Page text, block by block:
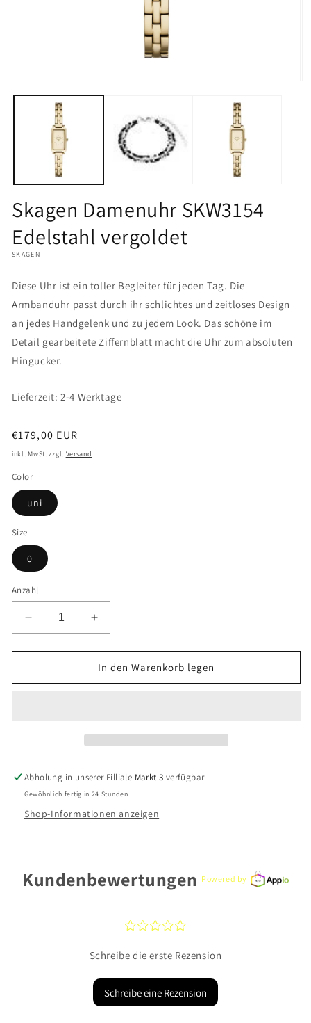
1
Skagen Damenuhr SKW3154
Edelstahl vergoldet
SKAGEN
Diese Uhr ist ein toller Begleiter für jeden Tag. Die
Armbanduhr passt durch ihr schlichtes und zeitloses Design
an jedes Handgelenk und zu jedem Look. Das schöne im
Detail gearbeitete Ziffernblatt macht die Uhr zum absoluten
Hingucker.
Lieferzeit: 2-4 Werktage
Normaler
Preis
€179,00 EUR
inkl. MwSt. zzgl. Versand
Color
uni
Size
0
Anzahl
Verringere
die
Menge
Skagen
Erhöhe
die
Menge
für
Skagen
In den Warenkorb legen
Abholung in unserer Filliale Markt 3 verfügbar
Gewöhnlich fertig in 24 Stunden
Shop-Informationen anzeigen
Kundenbewertungen Powered by
¤¤¤¤¤
Schreibe die erste Rezension
Schreibe eine Rezension